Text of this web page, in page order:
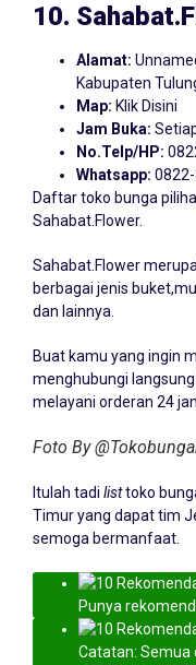
10.
Alamat:
Kabupaten
Map: Klik Disini
Jam Buka:
No.Telp/HP:
Whatsapp:
Daftar toko bunga
Sahabat.Flower.
Sahabat.Flower
berbagai jenis
dan lainnya.
Buat kamu yang ingin
menghubungi
melayani orderan 24
Foto By
Itulah tadi listtoko
Timur yang dapat tim
semoga bermanfaat.
Punya
Catatan: Semua